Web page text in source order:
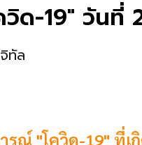
วิด-19" วัน
ทัล
รณ์ "โควิด-19" ที่